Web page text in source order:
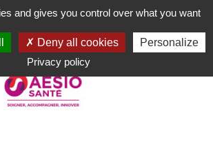
and gives you control over what you want
Deny all cookies
Personalize
Privacy policy